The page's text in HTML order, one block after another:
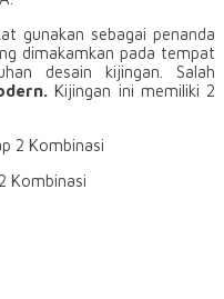
gunakan sebagai penanda
dimakamkan pada tempat
desain kijingan. Salah
Kijingan ini memiliki 2
Kombinasi